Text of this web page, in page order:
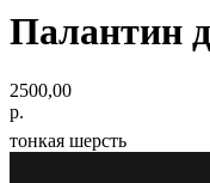
Палантин
2500,00
р.
тонкая шерсть